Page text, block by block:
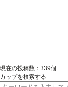
現在の投稿数： 339個
カップを検索する